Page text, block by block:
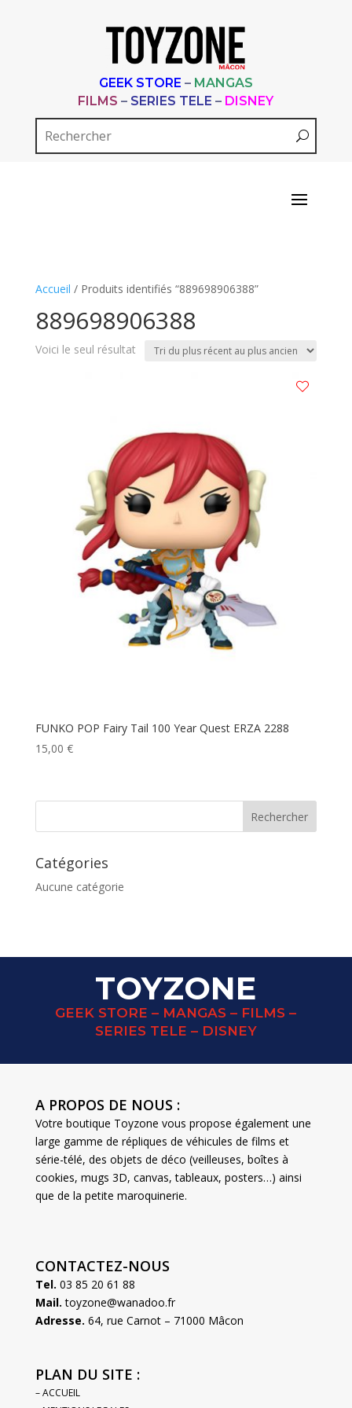
GEEK STORE – MANGAS
FILMS – SERIES TELE – DISNEY
Accueil / Produits identifiés “889698906388”
889698906388
Voici le seul résultat
FUNKO POP Fairy Tail 100 Year Quest ERZA 2288
15,00 €
Catégories
Aucune catégorie
TOYZONE
GEEK STORE – MANGAS – FILMS –
SERIES TELE – DISNEY
A PROPOS DE NOUS :
Votre boutique Toyzone vous propose également une
large gamme de répliques de véhicules de films et
série-télé, des objets de déco (veilleuses, boîtes à
cookies, mugs 3D, canvas, tableaux, posters…) ainsi
que de la petite maroquinerie.
CONTACTEZ-NOUS
Tel. 03 85 20 61 88
Mail. toyzone@wanadoo.fr
Adresse. 64, rue Carnot – 71000 Mâcon
PLAN DU SITE :
– ACCUEIL